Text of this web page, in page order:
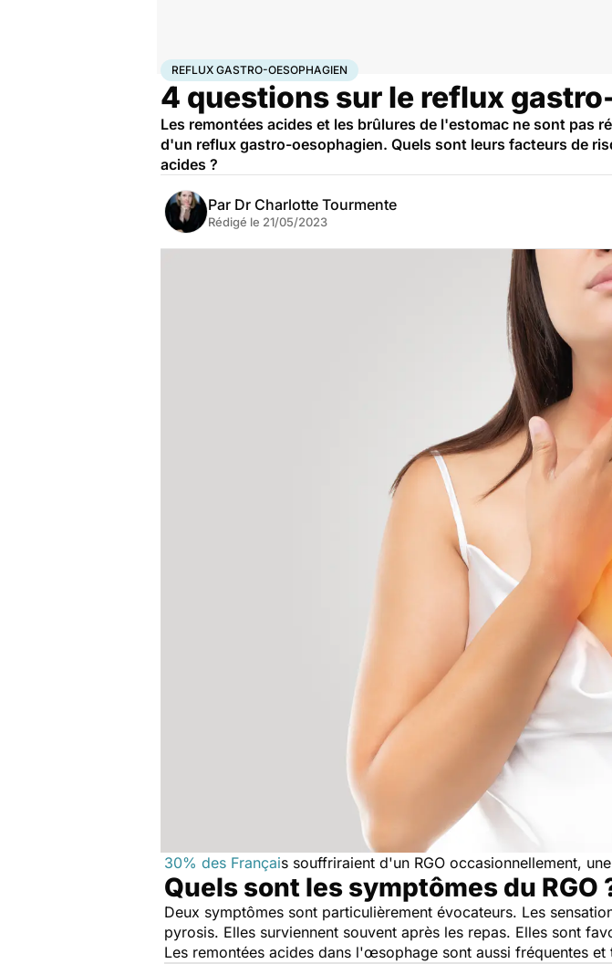
Accueil SantéMaladiesReflux gastro-oesophagien
REFLUX GASTRO-OESOPHAGIEN
4 questions sur le reflux
Les remontées acides et les brûlures de l'estomac ne sont pas
d'un reflux gastro-oesophagien. Quels sont leurs facteurs de
acides ?
Par Dr Charlotte Tourmente
Rédigé le 21/05/2023
30% des Français souffriraient d'un RGO occasionnellement,
Quels sont les symptômes du RGO
Deux symptômes sont particulièrement évocateurs. Les
pyrosis. Elles surviennent souvent après les repas. Elles sont
Les remontées acides dans l'œsophage sont aussi fréquentes